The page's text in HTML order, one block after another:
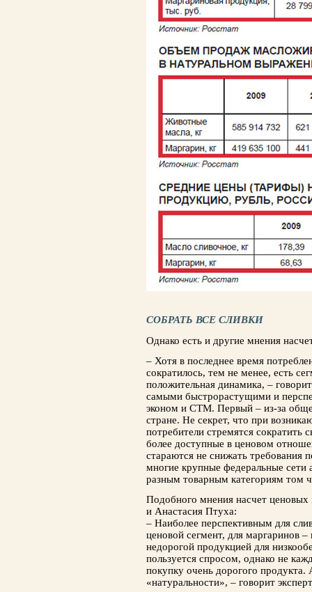
СОБРАТЬ ВСЕ СЛИВКИ
Однако есть и другие мнения
– Хотя в последнее время
сократилось, тем не менее, есть
положительная динамика, –
самыми быстрорастущими и
эконом и СТМ. Первый – из-за
стране. Не секрет, что при
потребители стремятся сократить
более до­ступные в ценовом
стараются не снижать требования
многие крупные федеральные
разным товарным категориям том
Подобного мнения насчет цено­вых
и Анастасия Птуха:
– Наиболее перспективным для
ценовой сег­мент, для маргаринов
недорогой продукцией для
пользуется спросом, однако не
покупку очень дорогого
«на­туральности», – говорит